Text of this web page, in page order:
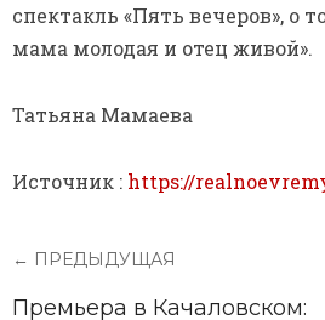
спектакль «Пять вечеров», о
мама молодая и отец живой».
Татьяна Мамаева
Источник : https://
← ПРЕДЫДУЩАЯ
Премьера в Качаловском: